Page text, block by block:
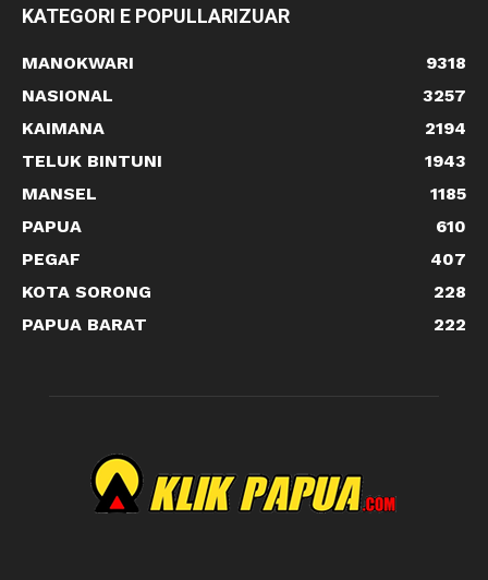
KATEGORI E POPULLARIZUAR
MANOKWARI
9318
NASIONAL
3257
KAIMANA
2194
TELUK BINTUNI
1943
MANSEL
1185
PAPUA
610
PEGAF
407
KOTA SORONG
228
PAPUA BARAT
222